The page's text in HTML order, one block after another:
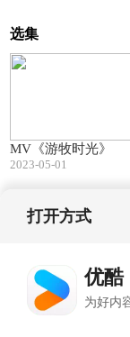
选集
MV《游牧时光》
2023-05-01
打开方式
优酷
为好内